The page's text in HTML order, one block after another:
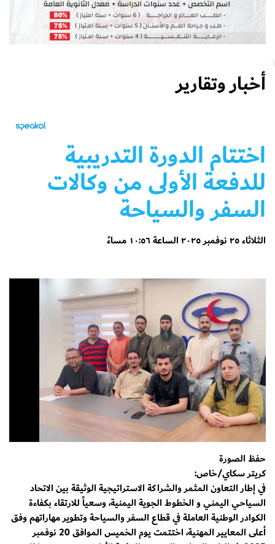
أخبار وتقارير
اختتام الدورة التدريبية
للدفعة الأولى من وكالات
السفر والسياحة
الثلاثاء ٢٥ نوفمبر ٢٠٢٥ الساعة ١٠:٥٦ مساءً
حفظ الصورة
كريتر سكاي/خاص:
في إطار التعاون المثمر والشراكة الاستراتيجية الوثيقة بين الاتحاد
السياحي اليمني و الخطوط الجوية اليمنية، وسعياً للارتقاء بكفاءة
الكوادر الوطنية العاملة في قطاع السفر والسياحة وتطوير مهاراتهم وفق
أعلى المعايير المهنية، اختتمت يوم الخميس الموافق 20 نوفمبر